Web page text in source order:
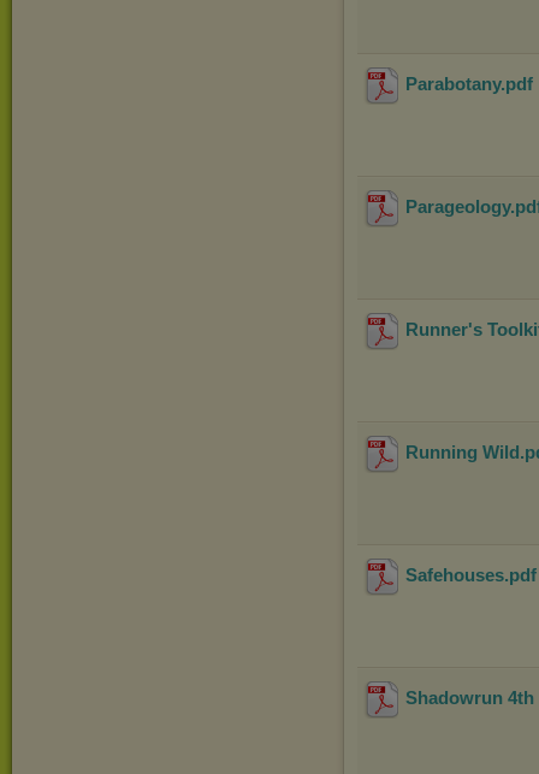
Parabotany.pdf
Parageology
Runner's
Running Wild
Safehouses
Shadowrun